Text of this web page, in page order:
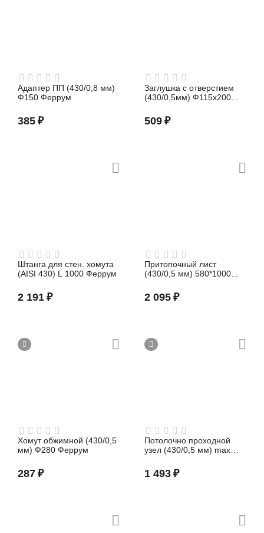
Адаптер ПП (430/0,8 мм)
Ф150 Феррум
385 ₽
Заглушка с отверстием
(430/0,5мм) Ф115x200
509 ₽
Штанга для стен. хомута
(AISI 430) L 1000 Феррум
2 191 ₽
Притопочный лист
(430/0,5 мм) 580*1000
2 095 ₽
Хомут обжимной (430/0,5
мм) Ф280 Феррум
287 ₽
Потолочно проходной
узел (430/0,5 мм) max
1 493 ₽